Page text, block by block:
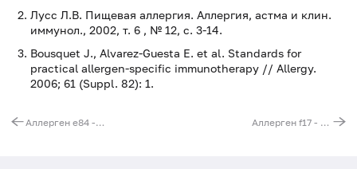
Лусс Л.В. Пищевая аллергия. Аллергия, астма и клин.
иммунол., 2002, т. 6 , № 12, с. 3-14.
Bousquet J., Alvarez-Guesta E. et al. Standards for
practical allergen-specific immunotherapy // Allergy.
2006; 61 (Suppl. 82): 1.
Аллерген e84 - эпителий хомяка, IgE, ИФА Аллерген f17 - фундук, IgE, ИФА